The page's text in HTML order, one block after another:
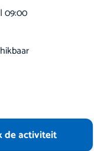
09:00
de activiteit